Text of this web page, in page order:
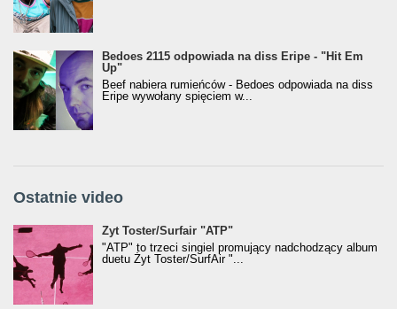
Bedoes 2115 odpowiada na diss Eripe - "Hit Em
Up"
Beef nabiera rumieńców - Bedoes odpowiada na diss
Eripe wywołany spięciem w...
Ostatnie video
Żyt Toster/SurfAir - ATP VIDEO
Żyt Toster/Surfair "ATP"
"ATP" to trzeci singiel promujący nadchodzący album
duetu Żyt Toster/SurfAir "...